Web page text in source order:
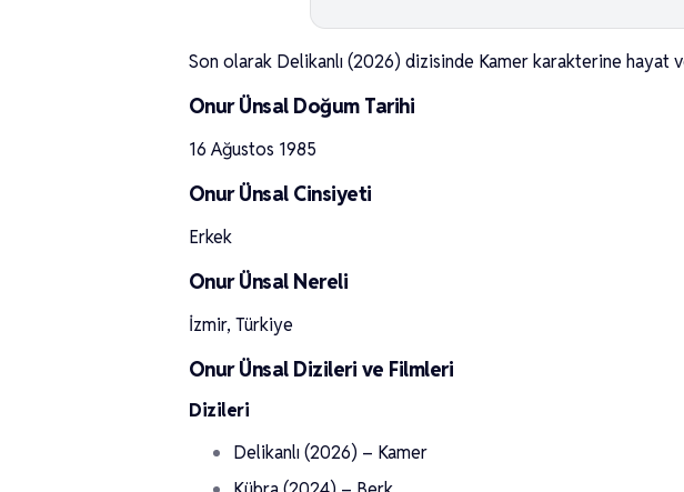
Son olarak Delikanlı (2026) dizisinde Kamer karakterine hayat
Onur Ünsal Doğum Tarihi
16 Ağustos 1985
Onur Ünsal Cinsiyeti
Erkek
Onur Ünsal Nereli
İzmir, Türkiye
Onur Ünsal Dizileri ve Filmleri
Dizileri
Delikanlı (2026) – Kamer